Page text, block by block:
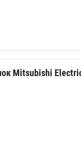
Mitsubishi